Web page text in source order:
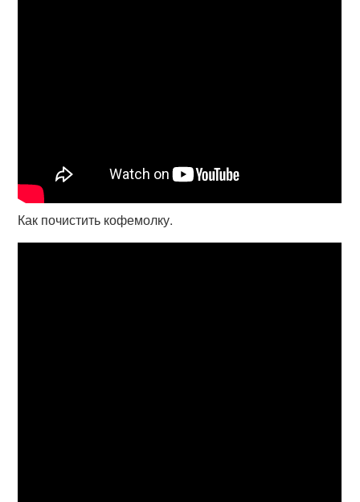
Как почистить кофемолку.